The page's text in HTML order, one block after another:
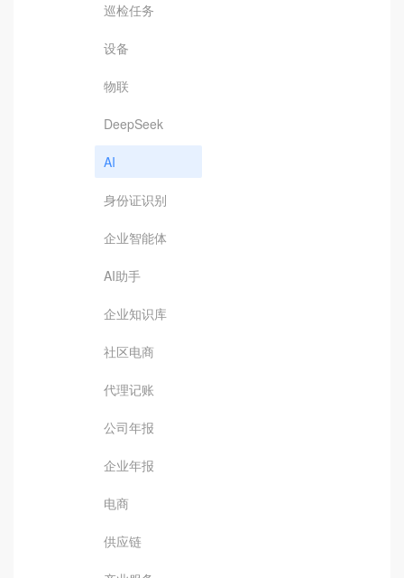
巡检任务
设备
物联
DeepSeek
AI
身份证识别
企业智能体
AI助手
企业知识库
社区电商
代理记账
公司年报
企业年报
电商
供应链